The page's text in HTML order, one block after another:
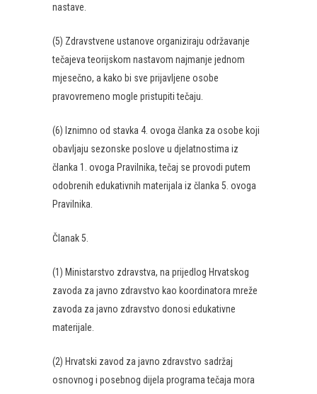
nastave.
(5) Zdravstvene ustanove organiziraju održavanje
tečajeva teorijskom nastavom najmanje jednom
mjesečno, a kako bi sve prijavljene osobe
pravovremeno mogle pristupiti tečaju.
(6) Iznimno od stavka 4. ovoga članka za osobe koji
obavljaju sezonske poslove u djelatnostima iz
članka 1. ovoga Pravilnika, tečaj se provodi putem
odobrenih edukativnih materijala iz članka 5. ovoga
Pravilnika.
Članak 5.
(1) Ministarstvo zdravstva, na prijedlog Hrvatskog
zavoda za javno zdravstvo kao koordinatora mreže
zavoda za javno zdravstvo donosi edukativne
materijale.
(2) Hrvatski zavod za javno zdravstvo sadržaj
osnovnog i posebnog dijela programa tečaja mora